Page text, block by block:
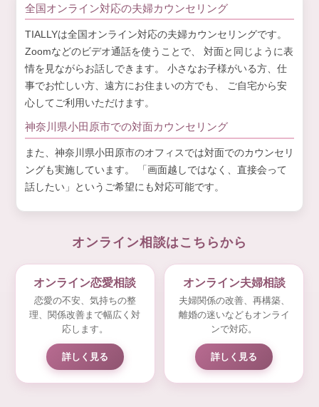
全国オンライン対応の夫婦カウンセリング
TIALLYは全国オンライン対応の夫婦カウンセリングです。
Zoomなどのビデオ通話を使うことで、 対面と同じように表
情を見ながらお話しできます。 小さなお子様がいる方、仕
事でお忙しい方、遠方にお住まいの方でも、 ご自宅から安
心してご利用いただけます。
神奈川県小田原市での対面カウンセリング
また、神奈川県小田原市のオフィスでは対面でのカウンセリ
ングも実施しています。 「画面越しではなく、直接会って
話したい」というご希望にも対応可能です。
オンライン相談はこちらから
オンライン恋愛相談
恋愛の不安、気持ちの整
理、関係改善まで幅広く対
応します。
詳しく見る
オンライン夫婦相談
夫婦関係の改善、再構築、
離婚の迷いなどもオンライ
ンで対応。
詳しく見る